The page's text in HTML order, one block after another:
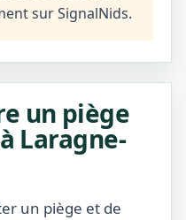
sur SignalNids.
un piège
Laragne-
un piège et de